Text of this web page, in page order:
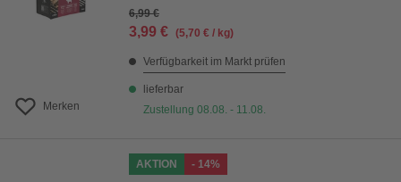
Merken
6,99 €
3,99 € (5,70 € / kg)
Verfügbarkeit im Markt prüfen
lieferbar
Zustellung 08.08. - 11.08.
AKTION
- 14%